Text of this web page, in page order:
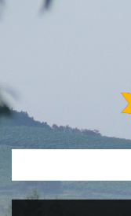
Skip